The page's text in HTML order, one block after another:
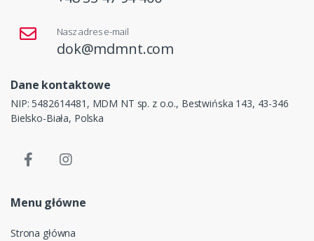
Nasz adres e-mail
dok@mdmnt.com
Dane kontaktowe
NIP: 5482614481, MDM NT sp. z o.o., Bestwińska 143, 43-346
Bielsko-Biała, Polska
Menu główne
Strona główna